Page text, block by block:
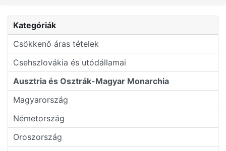
Kategóriák
Csökkenő áras tételek
Csehszlovákia és utódállamai
Ausztria és Osztrák-Magyar Monarchia
Magyarország
Németország
Oroszország